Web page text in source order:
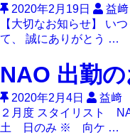
2020年2月19日
益﨑
【大切なお知らせ】 い
て、 誠にありがとう …
NAO 出勤
2020年2月4日
益﨑
２月度 スタイリス
土 日のみ ※ 向ケ …